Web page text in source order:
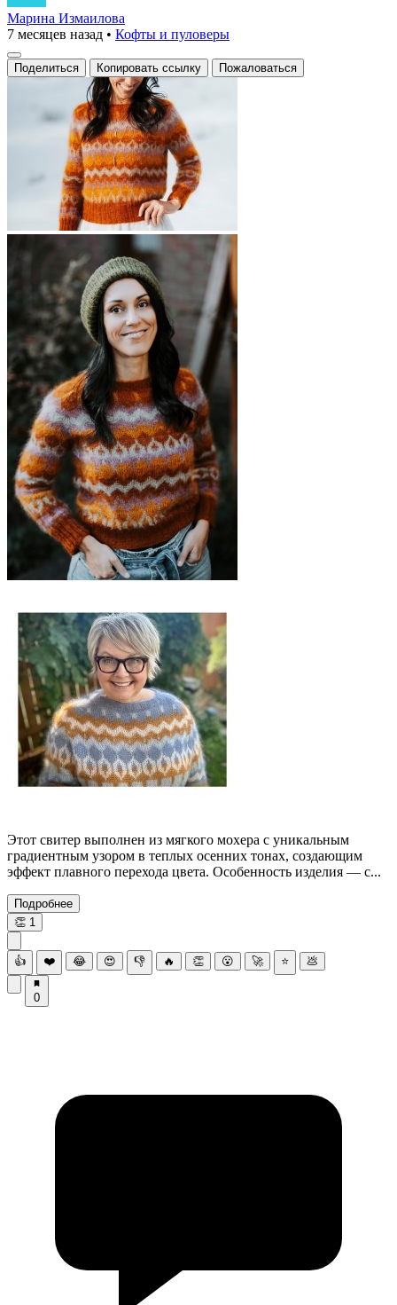
Марина Измаилова
7 месяцев назад • Кофты и пуловеры
Поделиться Копировать ссылку Пожаловаться
Этот свитер выполнен из мягкого мохера с уникальным
градиентным узором в теплых осенних тонах, создающим
эффект плавного перехода цвета. Особенность изделия — с...
Подробнее
👏 1
👍 ❤️ 😂 😍 👎 🔥 👏 😮 🚀 ⭐ 💩
0